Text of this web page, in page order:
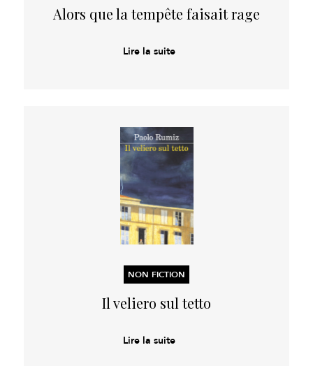
Alors que la tempête faisait rage
Lire la suite
NON FICTION
Il veliero sul tetto
Lire la suite